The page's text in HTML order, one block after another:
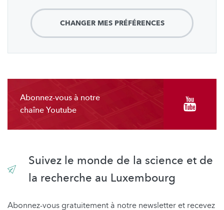
CHANGER MES PRÉFÉRENCES
Abonnez-vous à notre
chaîne Youtube
Suivez le monde de la science et de
la recherche au Luxembourg
Abonnez-vous gratuitement à notre newsletter et recevez